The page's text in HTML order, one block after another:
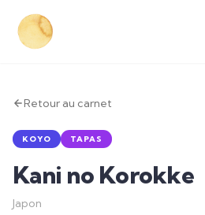
Retour au carnet
KOYO TAPAS
Kani no Korokke
Japon